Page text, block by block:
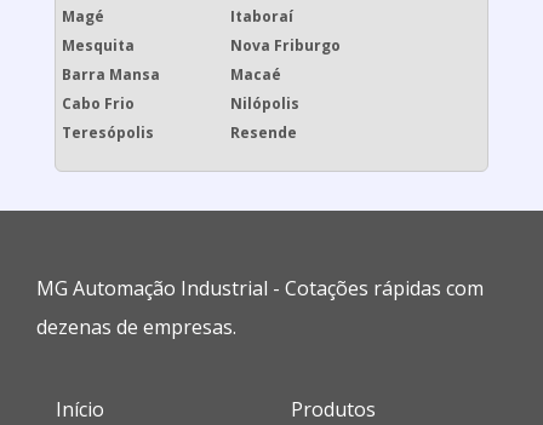
Magé
Itaboraí
Mesquita
Nova Friburgo
Barra Mansa
Macaé
Cabo Frio
Nilópolis
Teresópolis
Resende
MG Automação Industrial - Cotações rápidas com
dezenas de empresas.
Início
Produtos